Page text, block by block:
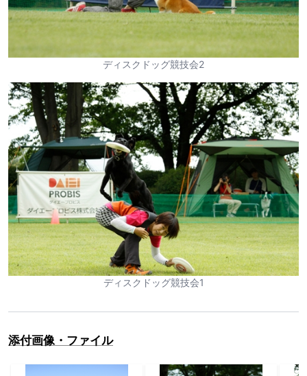
ディスクドッグ競技会2
ディスクドッグ競技会1
添付画像・ファイル